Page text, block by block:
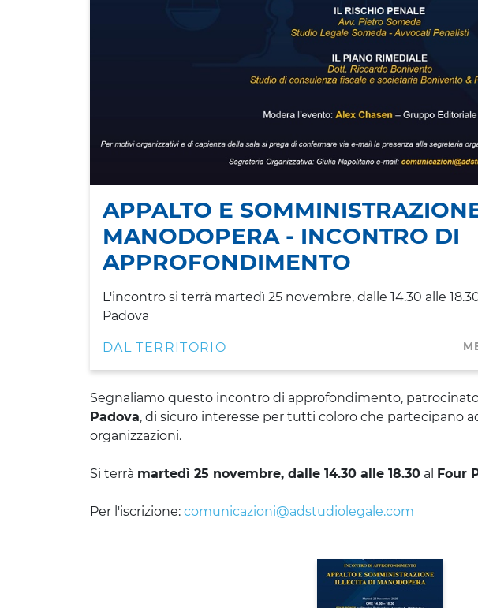
APPALTO E
MANODOPERA - INCONTRO DI
APPROFONDIMENTO
L'incontro si terrà martedì 25 novembre, dalle 14.30 alle
Padova
DAL TERRITORIO
Segnaliamo questo incontro di approfondimento,
Padova, di sicuro interesse per tutti coloro che partecipano
organizzazioni.
Si terrà martedì 25 novembre, dalle 14.30 alle 18.30 al Four
Per l'iscrizione: comunicazioni@adstudiolegale.com